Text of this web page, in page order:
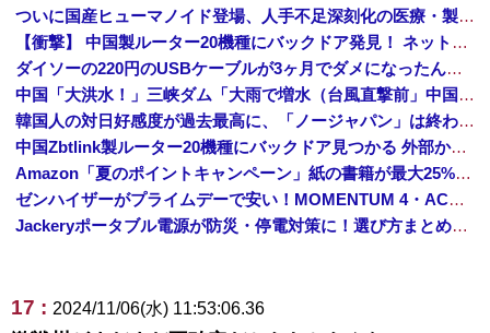
ついに国産ヒューマノイド登場、人手不足深刻化の医療・製造現場などでの活用想定！
【衝撃】 中国製ルーター20機種にバックドア発見！ ネットに繋ぐだけで35秒ごとに中国のサーバーと通信
ダイソーの220円のUSBケーブルが3ヶ月でダメになったんやが
中国「大洪水！」三峡ダム「大雨で増水（台風直撃前」中国ダム「緊急放流！」中国鉄道「列車が走行中に流される」中国避難所「支援物資は有料です」謎の勢力「え」→
韓国人の対日好感度が過去最高に、「ノージャパン」は終わった？＝ネット「中国より100倍いい」
中国Zbtlink製ルーター20機種にバックドア見つかる 外部から完全制御のおそれ
Amazon「夏のポイントキャンペーン」紙の書籍が最大25%ポイント還元 対象と条件を整理（2026年7月）
ゼンハイザーがプライムデーで安い！MOMENTUM 4・ACCENTUMなど対象モデルまとめ！
Jackeryポータブル電源が防災・停電対策に！選び方まとめ【プライムデー最終日】
17 : 2024/11/06(水) 11:53:06.36